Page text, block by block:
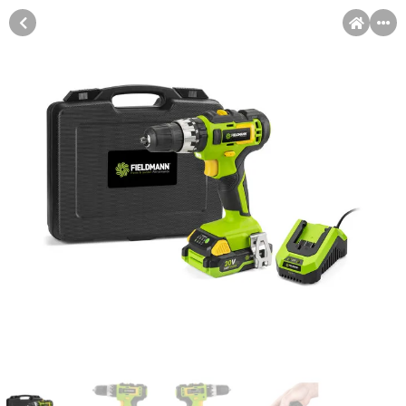
Račun
Pomoć pri kupovini
Kupovina na rate